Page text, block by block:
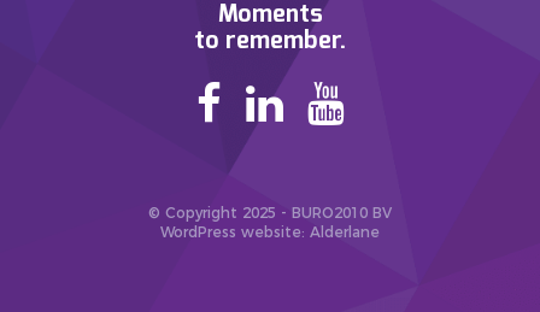
Moments
to remember.
© Copyright 2025 - BURO2010 BV
WordPress website: Alderlane